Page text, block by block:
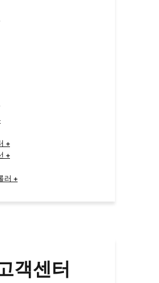
+
+
러 +
객센터